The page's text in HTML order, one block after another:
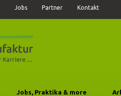
Jobs Partner Kontakt
Jobs, Praktika & more